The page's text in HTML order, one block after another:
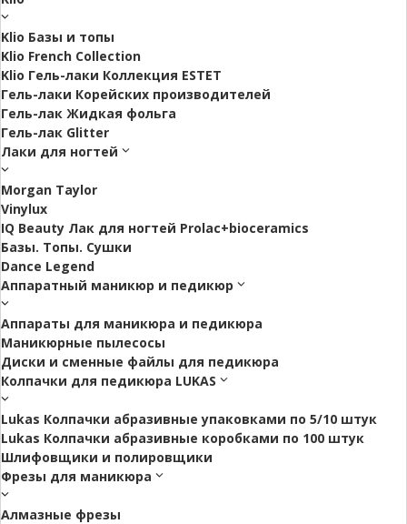
Klio Базы и топы
Klio French Collection
Klio Гель-лаки Коллекция ESTET
Гель-лаки Корейских производителей
Гель-лак Жидкая фольга
Гель-лак Glitter
Лаки для ногтей
Morgan Taylor
Vinylux
IQ Beauty Лак для ногтей Prolac+bioceramics
Базы. Топы. Сушки
Dance Legend
Аппаратный маникюр и педикюр
Аппараты для маникюра и педикюра
Маникюрные пылесосы
Диски и сменные файлы для педикюра
Колпачки для педикюра LUKAS
Lukas Колпачки абразивные упаковками по 5/10 штук
Lukas Колпачки абразивные коробками по 100 штук
Шлифовщики и полировщики
Фрезы для маникюра
Алмазные фрезы